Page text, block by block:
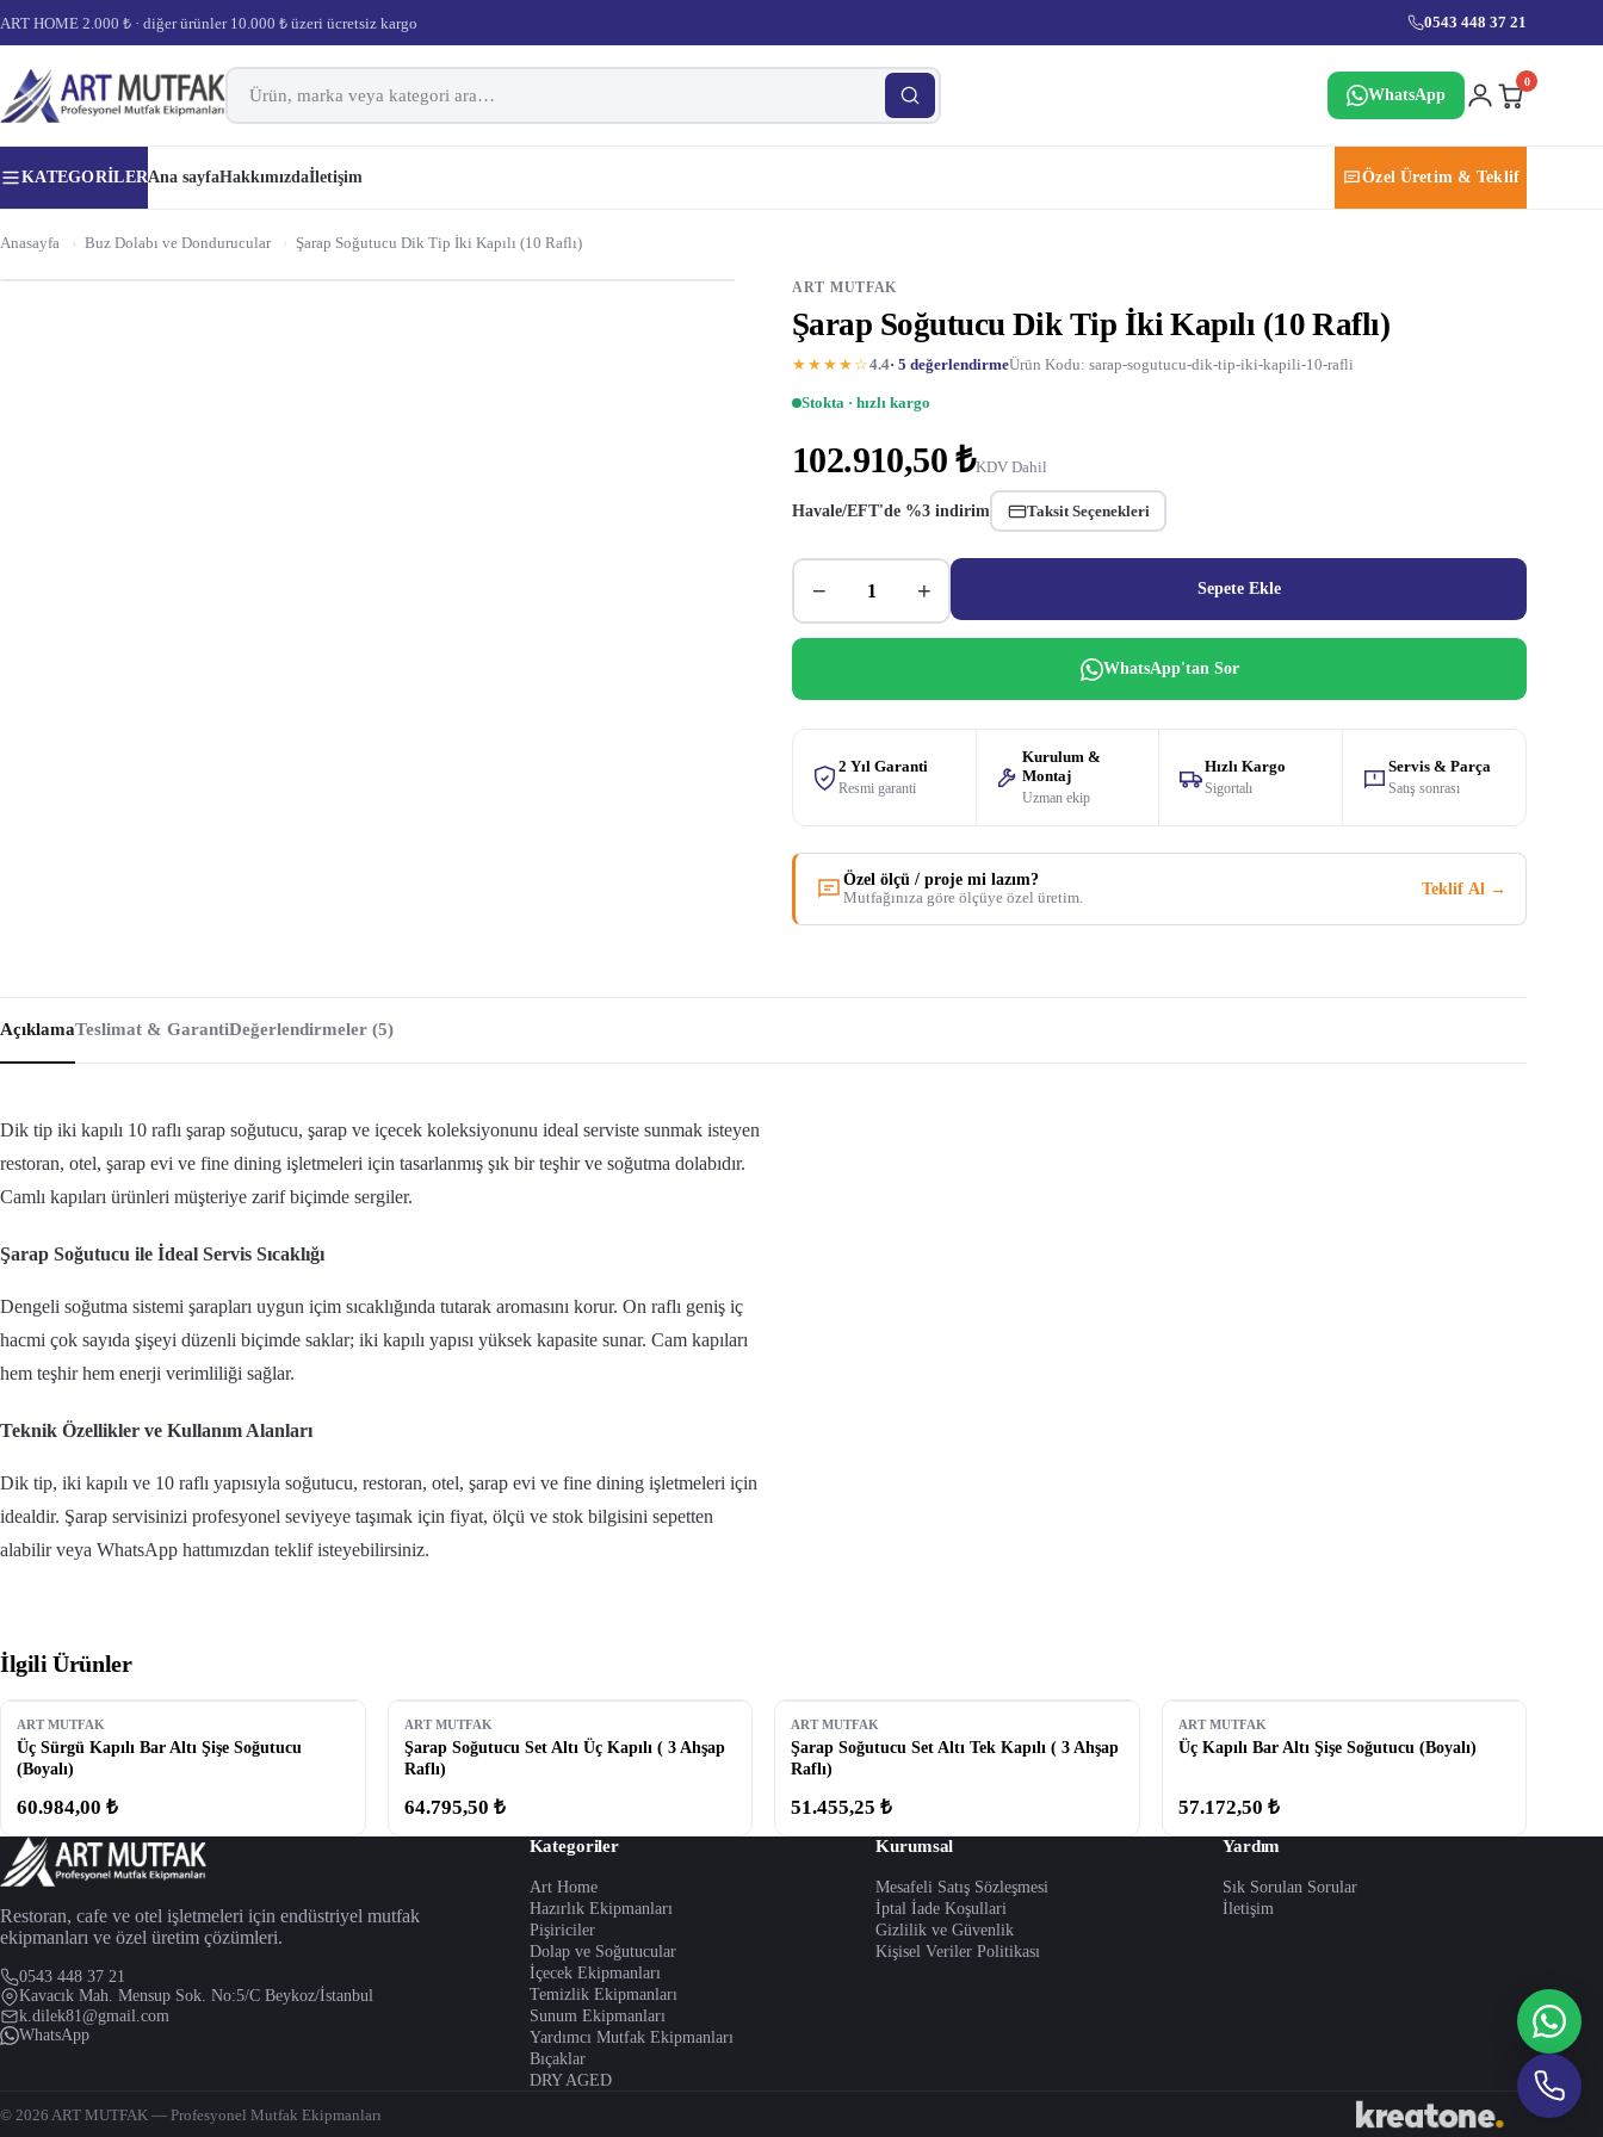
ART HOME 2.000 ₺ · diğer ürünler 10.000 ₺ üzeri ücretsiz kargo 0543 448 37 21
WhatsApp
0
KATEGORILERAna sayfaHakkımızdaİletişim Özel Üretim & Teklif
Anasayfa › Buz Dolabı ve Dondurucular › Şarap Soğutucu Dik Tip İki Kapılı (10 Raflı)
ART MUTFAK
Şarap Soğutucu Dik Tip İki Kapılı (10 Raflı)
★★★★☆4.4· 5 değerlendirmeÜrün Kodu: sarap-sogutucu-dik-tip-iki-kapili-10-rafli
Stokta · hızlı kargo
102.910,50 ₺KDV Dahil
Havale/EFT'de %3 indirim Taksit Seçenekleri
− + Sepete Ekle
WhatsApp'tan Sor
2 Yıl Garanti
Resmi garanti
Kurulum &
Montaj
Uzman ekip
Hızlı Kargo
Sigortalı
Servis & Parça
Satış sonrası
Özel ölçü / proje mi lazım?
Mutfağınıza göre ölçüye özel üretim.
Teklif Al →
AçıklamaTeslimat & GarantiDeğerlendirmeler (5)
Dik tip iki kapılı 10 raflı şarap soğutucu, şarap ve içecek koleksiyonunu ideal serviste sunmak isteyen
restoran, otel, şarap evi ve fine dining işletmeleri için tasarlanmış şık bir teşhir ve soğutma dolabıdır.
Camlı kapıları ürünleri müşteriye zarif biçimde sergiler.
Şarap Soğutucu ile İdeal Servis Sıcaklığı
Dengeli soğutma sistemi şarapları uygun içim sıcaklığında tutarak aromasını korur. On raflı geniş iç
hacmi çok sayıda şişeyi düzenli biçimde saklar; iki kapılı yapısı yüksek kapasite sunar. Cam kapıları
hem teşhir hem enerji verimliliği sağlar.
Teknik Özellikler ve Kullanım Alanları
Dik tip, iki kapılı ve 10 raflı yapısıyla soğutucu, restoran, otel, şarap evi ve fine dining işletmeleri için
idealdir. Şarap servisinizi profesyonel seviyeye taşımak için fiyat, ölçü ve stok bilgisini sepetten
alabilir veya WhatsApp hattımızdan teklif isteyebilirsiniz.
İlgili Ürünler
ART MUTFAK
Üç Sürgü Kapılı Bar Altı Şişe Soğutucu
(Boyalı)
60.984,00 ₺
ART MUTFAK
Şarap Soğutucu Set Altı Üç Kapılı ( 3 Ahşap
Raflı)
64.795,50 ₺
ART MUTFAK
Şarap Soğutucu Set Altı Tek Kapılı ( 3 Ahşap
Raflı)
51.455,25 ₺
ART MUTFAK
Üç Kapılı Bar Altı Şişe Soğutucu (Boyalı)
57.172,50 ₺
Restoran, cafe ve otel işletmeleri için endüstriyel mutfak
ekipmanları ve özel üretim çözümleri.
0543 448 37 21
Kavacık Mah. Mensup Sok. No:5/C Beykoz/İstanbul
k.dilek81@gmail.com
WhatsApp
Kategoriler
Art Home
Hazırlık Ekipmanları
Pişiriciler
Dolap ve Soğutucular
İçecek Ekipmanları
Temizlik Ekipmanları
Sunum Ekipmanları
Yardımcı Mutfak Ekipmanları
Bıçaklar
DRY AGED
Kurumsal
Mesafeli Satış Sözleşmesi
İptal İade Koşullari
Gizlilik ve Güvenlik
Kişisel Veriler Politikası
Yardım
Sık Sorulan Sorular
İletişim
© 2026 ART MUTFAK — Profesyonel Mutfak Ekipmanları